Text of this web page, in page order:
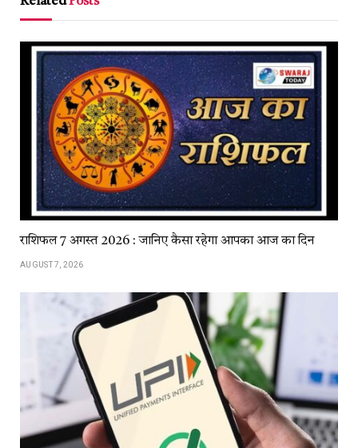
राशिफल 7 अगस्त 2026 : जानिए कैसा रहेगा आपका आज का दिन
AUGUST 7, 2026